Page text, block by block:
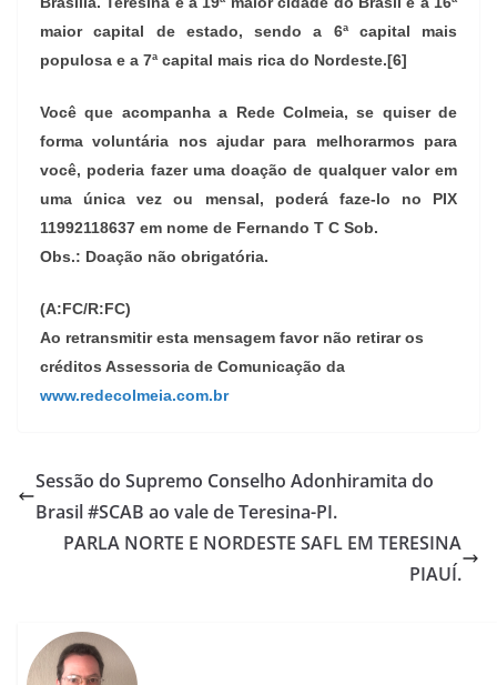
maior capital de estado, sendo a 6ª capital mais
populosa e a 7ª capital mais rica do Nordeste.[6]
Você que acompanha a Rede Colmeia, se quiser de
forma voluntária nos ajudar para melhorarmos para
você, poderia fazer uma doação de qualquer valor em
uma única vez ou mensal, poderá faze-lo no PIX
11992118637 em nome de Fernando T C Sob.
Obs.: Doação não obrigatória.
(A:FC/R:FC)
Ao retransmitir esta mensagem favor não retirar os
créditos Assessoria de Comunicação da
www.redecolmeia.com.br
Sessão do Supremo Conselho Adonhiramita do
Brasil #SCAB ao vale de Teresina-PI.
PARLA NORTE E NORDESTE SAFL EM TERESINA
PIAUÍ.